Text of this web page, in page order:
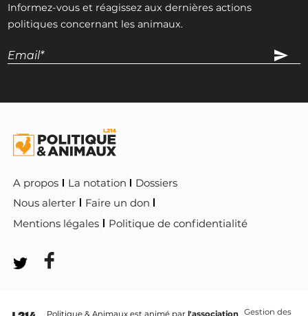
Informez-vous et réagissez aux dernières actions
politiques concernant les animaux.
A propos La notation
Dossiers
Nous alerter
Faire un don
Mentions légales
Politique de confidentialité
Politique & Animaux est animé par l'association Gestion des